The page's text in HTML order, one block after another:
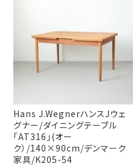
Hans J.WegnerハンスJウェ
グナー/ダイニングテーブル
「AT316」(オー
ク）/140×90cm/デンマーク
家具/K205-54